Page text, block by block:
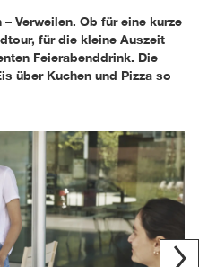
Verweilen. Ob für eine kurze
für die kleine Auszeit
Feierabenddrink. Die
über Kuchen und Pizza so